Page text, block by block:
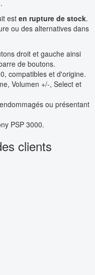
est en rupture de stock.
ou des alternatives dans
droit et gauche ainsi
de boutons.
compatibles et d'origine.
Volumen +/-, Select et
ou présentant
PSP 3000.
clients